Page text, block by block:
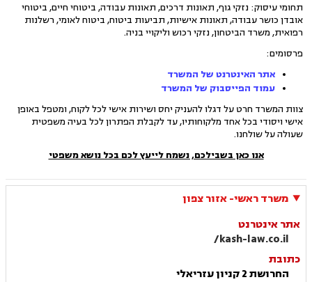
תחומי עיסוק: נזקי גוף, תאונות דרכים, תאונות עבודה, ביטוחי חיים, ביטוחי
אובדן כושר עבודה, תאונות אישיות, תביעות ביטוח, ביטוח לאומי, רשלנות
רפואית, משרד הביטחון, נזקי רכוש וליקויי בניה.
פרסומים:
אתר האינטרנט של המשרד
עמוד הפייסבוק של המשרד
צוות המשרד חרט על דגלו להעניק יחס ושירות אישי לכל לקוח, ומטפל באופן
אישי ויסודי בכל אחד מלקוחותיו, עד לקבלת הפתרון לכל בעיה משפטית
שעולה על שולחנו.
אנו כאן בשבילכם, נשמח לייעץ לכם בכל נושא משפטי
משרד ראשי- אזור צפון
אתר אינטרנט
kash-law.co.il/
כתובת
החרושת 2 קניון עזריאלי